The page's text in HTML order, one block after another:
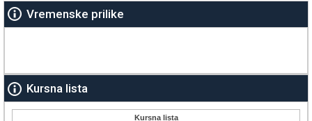
Vremenske prilike
Kursna lista